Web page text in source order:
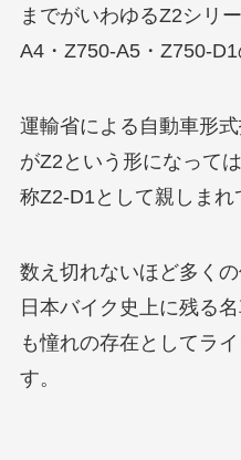
までがいわゆるZ2シリ
A4・Z750-A5・Z750-D1
運輸省による自動車形
がZ2という形になって
称Z2-D1として親しまれ
数え切れないほど多く
日本バイク史上に残る
も憧れの存在としてラ
す。